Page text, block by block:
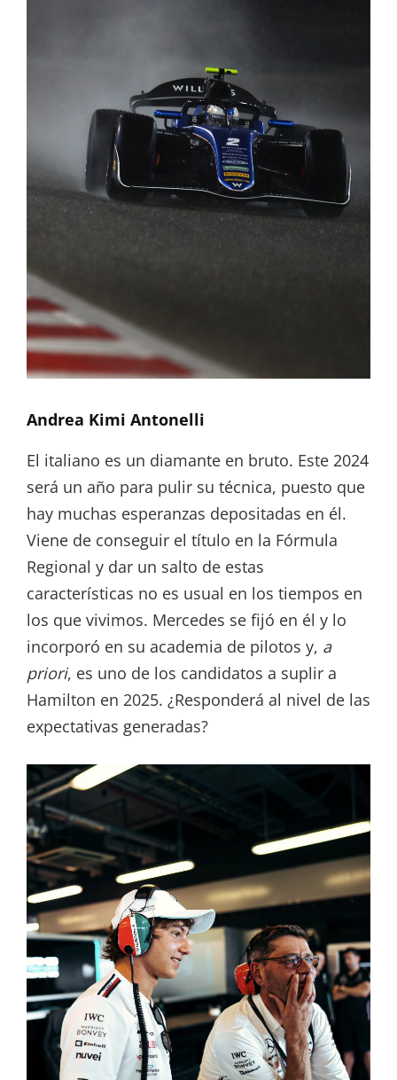
Andrea Kimi Antonelli
El italiano es un diamante en bruto. Este 2024
será un año para pulir su técnica, puesto que
hay muchas esperanzas depositadas en él.
Viene de conseguir el título en la Fórmula
Regional y dar un salto de estas
características no es usual en los tiempos en
los que vivimos. Mercedes se fijó en él y lo
incorporó en su academia de pilotos y, a
priori, es uno de los candidatos a suplir a
Hamilton en 2025. ¿Responderá al nivel de las
expectativas generadas?